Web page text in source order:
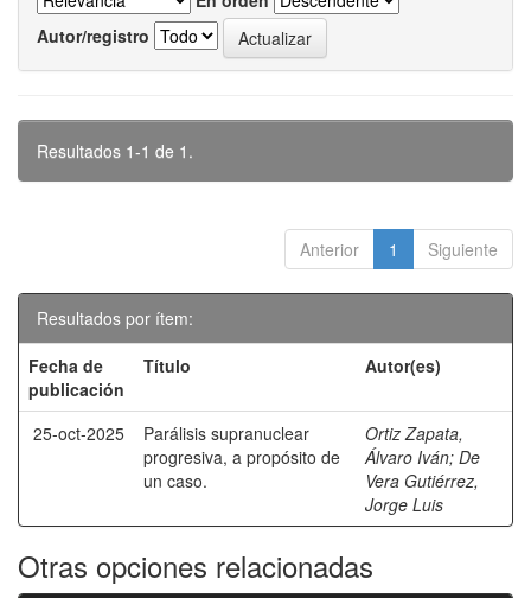
Autor/registro
Resultados 1-1 de 1.
Anterior 1 Siguiente
Resultados por ítem:
Fecha de
publicación
Título Autor(es)
25-oct-2025
Parálisis supranuclear
progresiva, a propósito de
un caso.
Ortiz Zapata,
Álvaro Iván; De
Vera Gutiérrez,
Jorge Luis
Otras opciones relacionadas